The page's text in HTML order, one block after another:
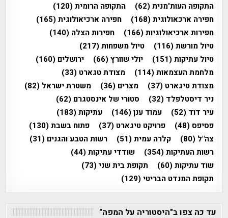
התקופה העות'מנית(62) התקופה הרומית(120)
חפירה ארכאולוגית(168) חפירה ארכיאולוגית(165)
חפירות ארכיאולוגיות(166) חפירות הצלה (140)
טיול מורשת(116) טיול משפחות(217)
טיול עתיקות(151) יולי שוורץ(66) ירושלים (160)
מלחמת העצמאות(114) מצודת טגארט (33)
מצודת טיגארט (37) מצרים (36) משטרת ישראל (82)
ניר דיסטלפלד (32) סטורי של אינסטגרם (62)
עיר דוד (52) עמוד ענן(146) עתיקות(183)
פסיפס(48) פרויקט טיגארט (37) פתוח בשבת(130)
צה"ל (80) קלרה עמית(51) רשות הטבע והגנים (31)
רשות העתיקות(354) שודדי עתיקות(44)
שוד עתיקות(60) תקופת בית שני(73)
תקופת המנדט הבריטי(129)
עד כה צפו ב"היסטוריה על המפה"